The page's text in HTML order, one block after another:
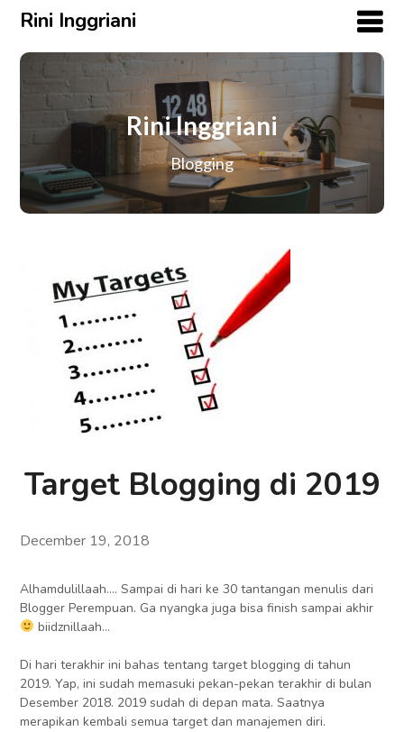
Rini Inggriani
Rini Inggriani
Blogging
Target Blogging di 2019
December 19, 2018
Alhamdulillaah…. Sampai di hari ke 30 tantangan menulis dari
Blogger Perempuan. Ga nyangka juga bisa finish sampai akhir
biidznillaah…
Di hari terakhir ini bahas tentang target blogging di tahun
2019. Yap, ini sudah memasuki pekan-pekan terakhir di bulan
Desember 2018. 2019 sudah di depan mata. Saatnya
merapikan kembali semua target dan manajemen diri.